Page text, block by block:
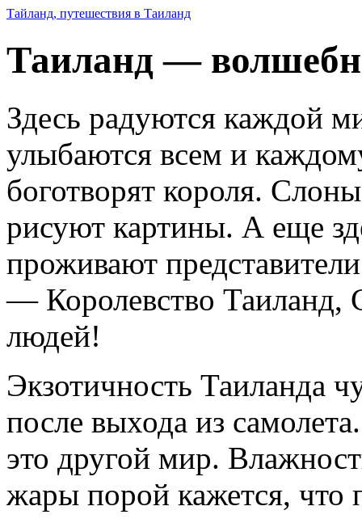
Тайланд, путешествия в Таиланд
Таиланд —
Здесь радуются каждой
улыбаются всем и
боготворят короля.
рисуют картины. А еще
проживают
— Королевство Таиланд,
людей!
Экзотичность Таиланда
после выхода из
это другой мир.
жары порой кажется, что